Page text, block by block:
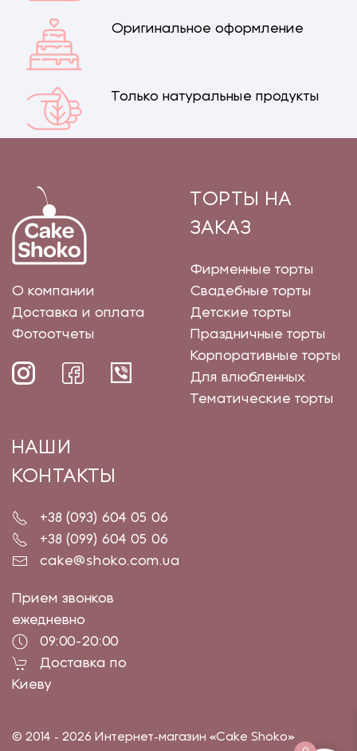
Оригинальное оформление
Только натуральные продукты
О компании
Доставка и оплата
Фотоотчеты
ТОРТЫ НА
ЗАКАЗ
Фирменные торты
Свадебные торты
Детские торты
Праздничные торты
Корпоративные торты
Для влюбленных
Тематические торты
НАШИ
КОНТАКТЫ
+38 (093) 604 05 06
+38 (099) 604 05 06
cake@shoko.com.ua
Прием звонков
ежедневно
09:00-20:00
Доставка по
Киеву
© 2014 - 2026 Интернет-магазин «Cake Shoko»